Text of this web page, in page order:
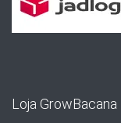
Loja GrowBacana